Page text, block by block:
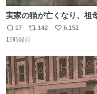
実家の猫が亡くなり、祖
りました… 西日本豪雨の
残り、怖い思いをして頑
返
信
17
リ
ポ
ト
数
142
い
数
6,152
19時間前